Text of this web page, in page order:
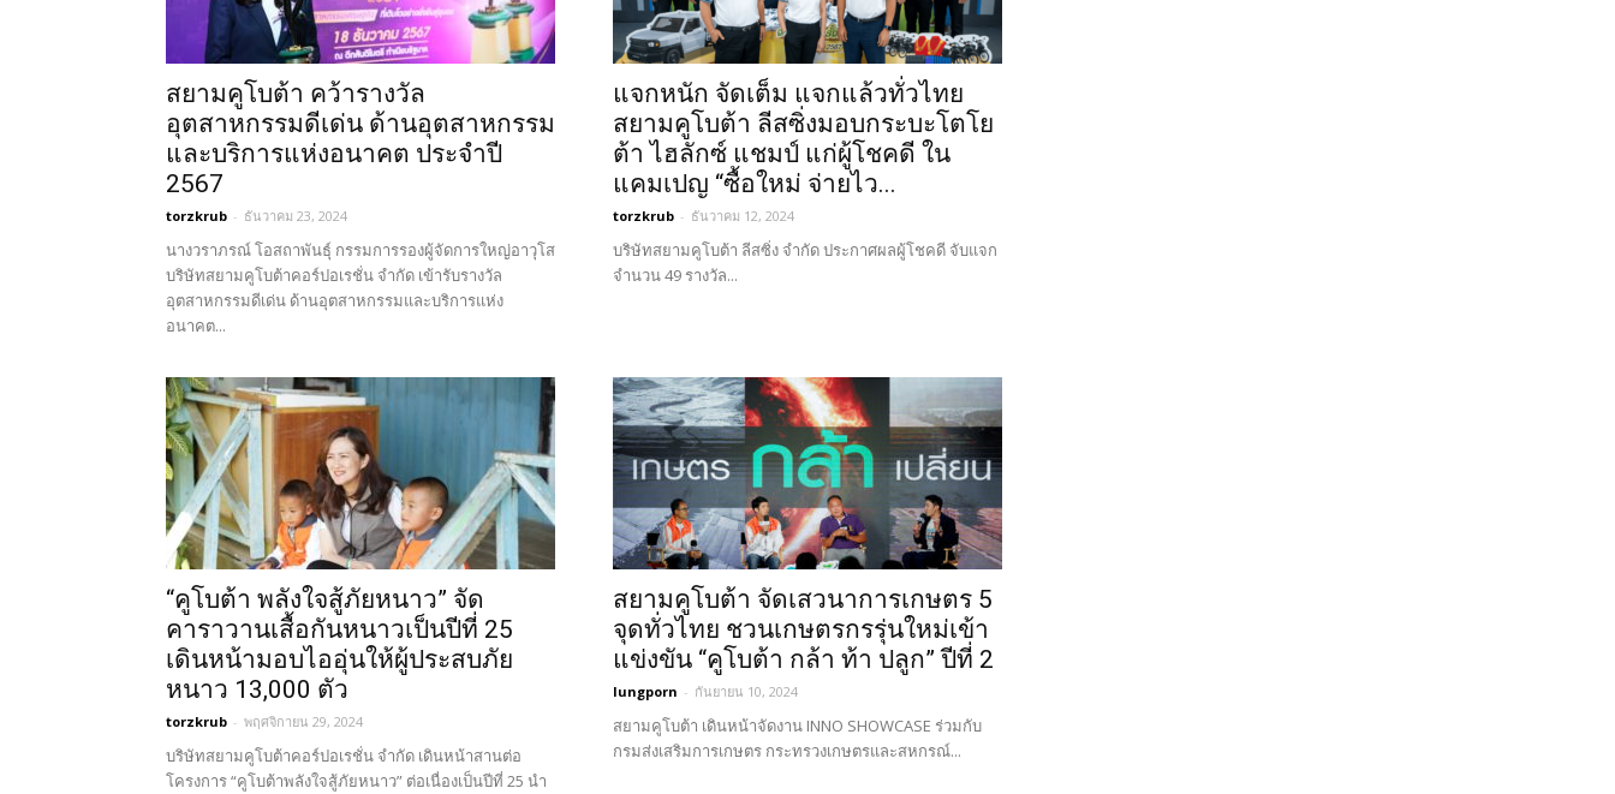
สยามคูโบต้า คว้ารางวัล
อุตสาหกรรมดีเด่น ด้านอุตสาหกรรม
และบริการแห่งอนาคต ประจำปี
2567
torzkrub - ธันวาคม 23, 2024
นางวราภรณ์ โอสถาพันธุ์ กรรมการรองผู้จัดการใหญ่อาวุโส
บริษัทสยามคูโบต้าคอร์ปอเรชั่น จำกัด เข้ารับรางวัล
อุตสาหกรรมดีเด่น ด้านอุตสาหกรรมและบริการแห่ง
อนาคต...
แจกหนัก จัดเต็ม แจกแล้วทั่วไทย
สยามคูโบต้า ลีสซิ่งมอบกระบะโตโย
ต้า ไฮลักซ์ แชมป์ แก่ผู้โชคดี ใน
แคมเปญ “ซื้อใหม่ จ่ายไว...
torzkrub - ธันวาคม 12, 2024
บริษัทสยามคูโบต้า ลีสซิ่ง จำกัด ประกาศผลผู้โชคดี จับแจก
จำนวน 49 รางวัล...
“คูโบต้า พลังใจสู้ภัยหนาว” จัด
คาราวานเสื้อกันหนาวเป็นปีที่ 25
เดินหน้ามอบไออุ่นให้ผู้ประสบภัย
หนาว 13,000 ตัว
torzkrub - พฤศจิกายน 29, 2024
บริษัทสยามคูโบต้าคอร์ปอเรชั่น จำกัด เดินหน้าสานต่อ
โครงการ “คูโบต้าพลังใจสู้ภัยหนาว” ต่อเนื่องเป็นปีที่ 25 นำ
สยามคูโบต้า จัดเสวนาการเกษตร 5
จุดทั่วไทย ชวนเกษตรกรรุ่นใหม่เข้า
แข่งขัน “คูโบต้า กล้า ท้า ปลูก” ปีที่ 2
lungporn - กันยายน 10, 2024
สยามคูโบต้า เดินหน้าจัดงาน INNO SHOWCASE ร่วมกับ
กรมส่งเสริมการเกษตร กระทรวงเกษตรและสหกรณ์...